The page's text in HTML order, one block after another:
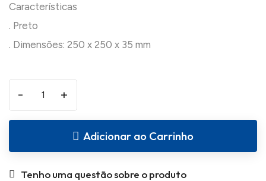
Características
. Preto
- +
Adicionar ao Carrinho
Tenho uma questão sobre o produto